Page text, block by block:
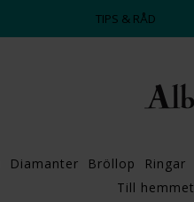
DAGS ATT POPPA?
TIPS & RÅD
Diamanter Bröllop Ringar
Till hemmet